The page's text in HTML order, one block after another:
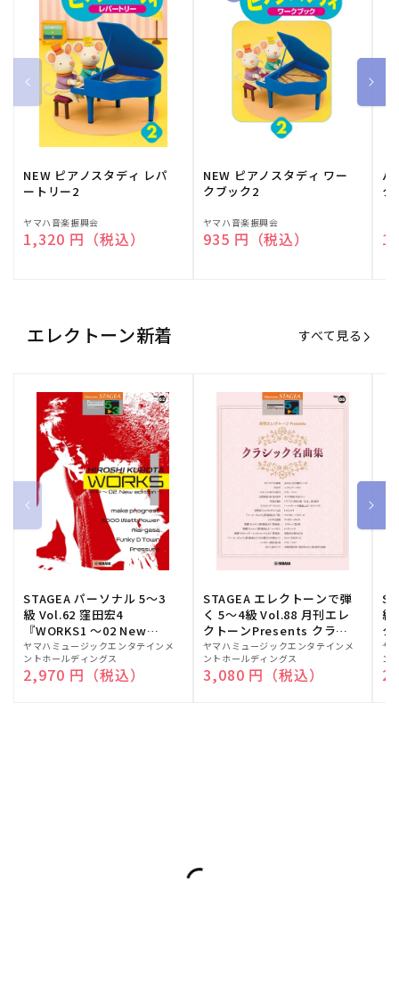
NEW ピアノスタディ レパ
ートリー2
販
売
ヤマハ音楽振興会
通常価格
1,320 円（税込）
NEW ピアノスタディ ワー
クブック2
販
売
ヤマハ音楽振興会
通常価格
935 円（税込）
バ
ク
売
エレクトーン新着 すべて見る
STAGEA パーソナル 5～3
級 Vol.62 窪田宏4
『WORKS1 ～02 New
edition～』
販
売
元:
ヤマハミュージックエンタテインメ
ントホールディングス
通常価格
2,970 円（税込）
STAGEA エレクトーンで弾
く 5～4級 Vol.88 月刊エレ
クトーンPresents クラシ
ック名曲集
販
売
元:
ヤマハミュージックエンタテインメ
ントホールディングス
通常価格
3,080 円（税込）
級
ク
販
売
元:
ヤ
ン